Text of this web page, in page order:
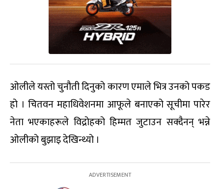
ओलीले यस्तो चुनौती दिनुको कारण एमाले भित्र उनको पकड
हो । चितवन महाधिवेशनमा आफूले बनाएको सूचीमा पारेर
नेता भएकाहरूले विद्रोहको हिम्मत जुटाउन सक्दैनन् भन्ने
ओलीको बुझाइ देखिन्थ्यो ।